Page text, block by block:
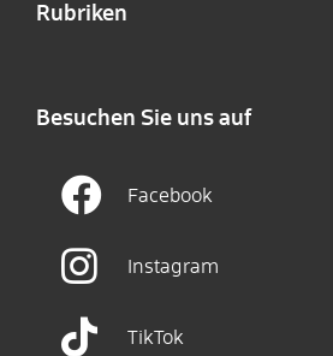
Rubriken
Besuchen Sie uns auf
Facebook
Instagram
TikTok